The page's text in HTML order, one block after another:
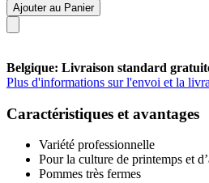
Ajouter au Panier
Belgique: Livraison standard
Plus d'informations sur l'envoi et la
Caractéristiques et avantages
Variété professionnelle
Pour la culture de printemps et
Pommes très fermes